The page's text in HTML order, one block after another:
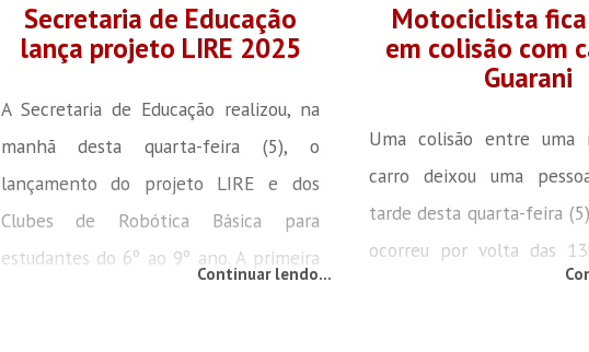
Secretaria de Educação
lança projeto LIRE 2025
A Secretaria de Educação realizou, na
manhã desta quarta-feira (5), o
lançamento do projeto LIRE e dos
Clubes de Robótica Básica para
estudantes do 6º ao 9º ano. A primeira
Continuar lendo...
Motociclista
em colisão com
Guarani
Uma colisão entre
carro deixou uma
tarde desta quarta-feira
ocorreu por volta das
Gabriel Siegel, no